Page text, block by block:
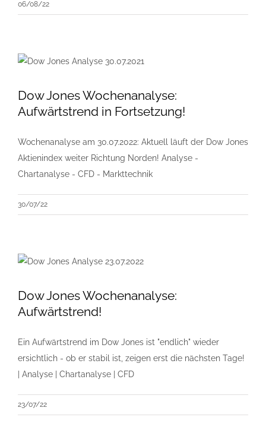
06/08/22
Dow Jones Wochenanalyse:
Aufwärtstrend in Fortsetzung!
Wochenanalyse am 30.07.2022: Aktuell läuft der Dow Jones
Aktienindex weiter Richtung Norden! Analyse -
Chartanalyse - CFD - Markttechnik
30/07/22
Dow Jones Wochenanalyse:
Aufwärtstrend!
Ein Aufwärtstrend im Dow Jones ist "endlich" wieder
ersichtlich - ob er stabil ist, zeigen erst die nächsten Tage!
| Analyse | Chartanalyse | CFD
23/07/22